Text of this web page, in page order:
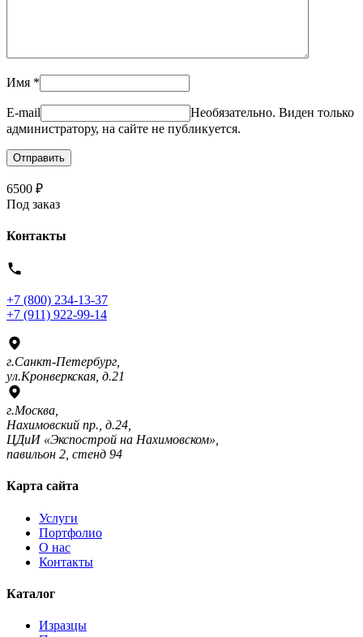
Имя *
E-mail
Необязательно. Виден только
администратору, на сайте не публикуется.
6500 ₽
Под заказ
Контакты
+7 (800) 234-13-37
+7 (911) 922-99-14
г.Санкт-Петербург,
ул.Кронверкская, д.21
г.Москва,
Нахимовский пр., д.24,
ЦДиИ «Экспострой на Нахимовском»,
павильон 2, стенд 94
Карта сайта
Услуги
Портфолио
О нас
Контакты
Каталог
Изразцы